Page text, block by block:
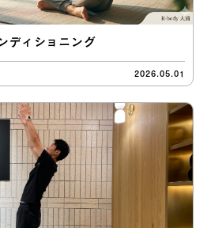
ディショニング
2026.05.01